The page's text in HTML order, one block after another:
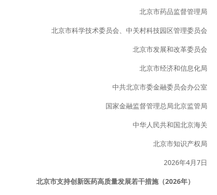
北京市药品监督管理局
北京市科学技术委员会、中关村科技园区管理委员会
北京市发展和改革委员会
北京市经济和信息化局
中共北京市委金融委员会办公室
国家金融监督管理总局北京监管局
中华人民共和国北京海关
北京市知识产权局
2026年4月7日
北京市支持创新医药高质量发展若干措施（2026年）